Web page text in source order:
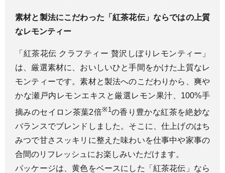
素材と製法にこだわった「紅茶花伝」ならではの上質
なレモンティー
「紅茶花伝 クラフティー 贅沢しぼりレモンティー」
は、厳選素材に、おいしいひと手間をかけた上質なレ
モンティーです。素材と製法へのこだわりから、爽や
かな瀬戸内レモンエキスと厳選レモン果汁、100%手
摘みのセイロン茶葉2倍※1の香り豊かな紅茶を絶妙な
バランスでブレンドしました。そこに、仕上げのはち
みつで甘さスッキリに整えた味わいを仕事中や家事の
合間のリフレッシュにお楽しみいただけます。
パッケージは、黄色をベースにした「紅茶花伝」なら